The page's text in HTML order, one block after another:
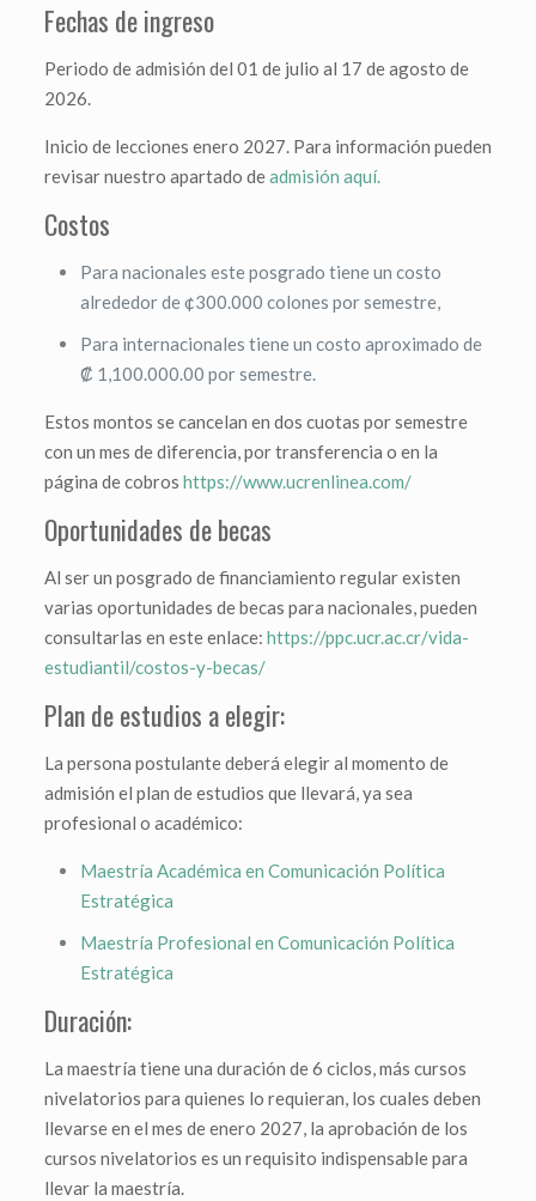
Fechas de ingreso
Periodo de admisión del 01 de julio al 17 de agosto de
2026.
Inicio de lecciones enero 2027. Para información pueden
revisar nuestro apartado deadmisión aquí.
Costos
Para nacionales este posgrado tiene un costo
alrededor de ¢300.000 colones por semestre,
Para internacionales tiene un costo aproximado de
₡ 1,100.000.00 por semestre.
Estos montos se cancelan en dos cuotas por semestre
con un mes de diferencia, por transferencia o en la
página de cobros https://www.ucrenlinea.com/
Oportunidades de becas
Al ser un posgrado de financiamiento regular existen
varias oportunidades de becas para nacionales, pueden
consultarlas en este enlace: https://ppc.ucr.ac.cr/vida-
estudiantil/costos-y-becas/
Plan de estudios a elegir:
La persona postulante deberá elegir al momento de
admisión el plan de estudios que llevará, ya sea
profesional o académico:
Maestría Académica en Comunicación Política
Estratégica
Maestría Profesional en Comunicación Política
Estratégica
Duración:
La maestría tiene una duración de 6 ciclos, más cursos
nivelatorios para quienes lo requieran, los cuales deben
llevarse en el mes de enero 2027, la aprobación de los
cursos nivelatorios es un requisito indispensable para
llevar la maestría.